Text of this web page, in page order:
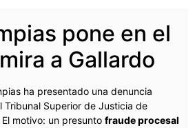
pone en el
a Gallardo
ha presentado una denuncia
Tribunal Superior de Justicia de
motivo: un presunto fraude procesal